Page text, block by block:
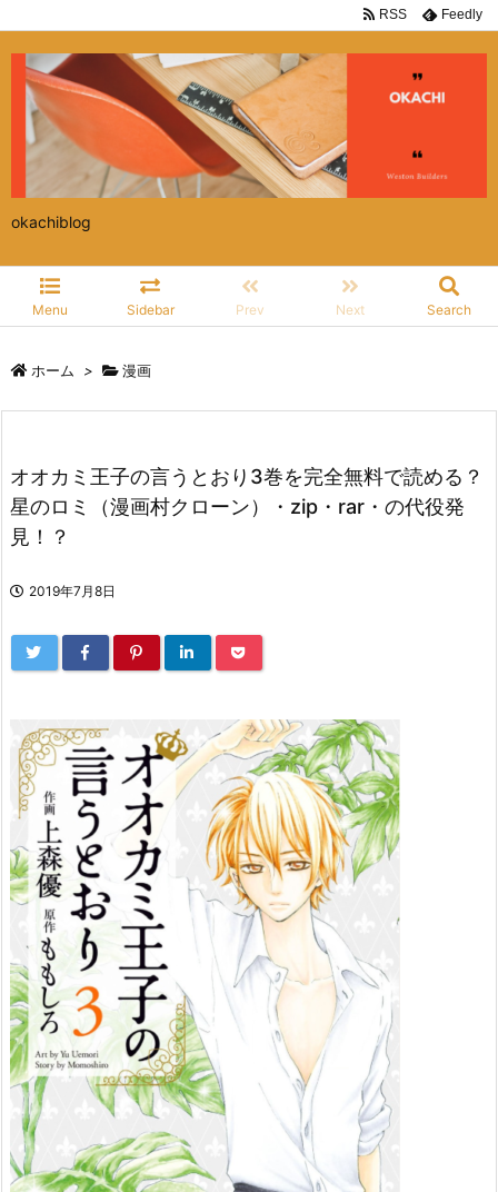
okachiblog
Menu Sidebar Prev Next Search
RSS Feedly
ホーム > 漫画
オオカミ王子の言うとおり3巻を完全無料で読める？
星のロミ（漫画村クローン）・zip・rar・の代役発
見！？
2019年7月8日